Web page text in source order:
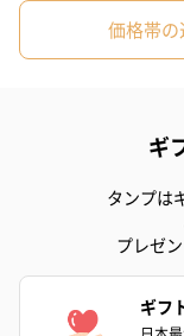
価格帯
ギ
タンプは
プレゼ
ギフ